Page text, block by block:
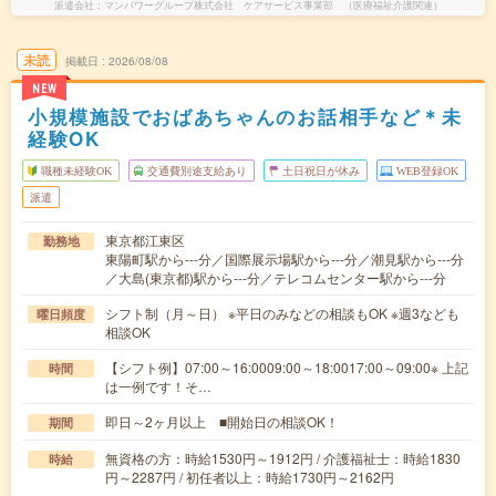
派遣会社 マンパワーグループ株式会社 ケアサービス事業部 （医療福祉介護関連）
未読
NEW
掲載日 2026/08/08
小規模施設でおばあちゃんのお話相手など＊未
経験OK
職種未経験OK 交通費別途支給あり 土日祝日が休み WEB登録OK
派遣
勤務地
東京都江東区
東陽町駅から---分／国際展示場駅から---分／潮見駅から---分
／大島(東京都)駅から---分／テレコムセンター駅から---分
曜日頻度
シフト制（月～日） ※平日のみなどの相談もOK ※週3なども
相談OK
時間
【シフト例】07:00～16:0009:00～18:0017:00～09:00※ 上記
は一例です！そ…
期間 即日～2ヶ月以上 ■開始日の相談OK！
時給
無資格の方：時給1530円～1912円 / 介護福祉士：時給1830
円～2287円 / 初任者以上：時給1730円～2162円